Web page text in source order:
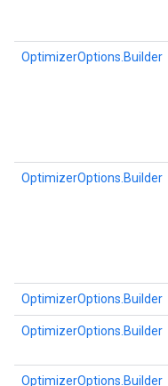
OptimizerOptions.Builder
OptimizerOptions.Builder
OptimizerOptions.Builder
OptimizerOptions.Builder
OptimizerOptions.Builder